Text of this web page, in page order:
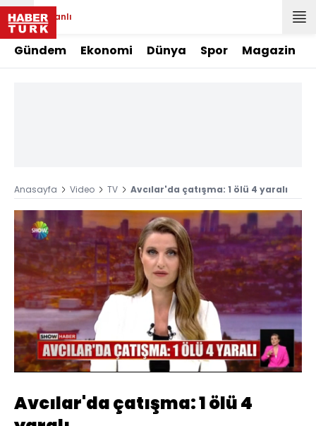
Canlı
Gündem Ekonomi Dünya Spor Magazin
Anasayfa Video TV Avcılar'da çatışma: 1 ölü 4 yaralı
Sesi
Aç
:
62.01%
Oynatma
Hızı
Avcılar'da çatışma: 1 ölü 4